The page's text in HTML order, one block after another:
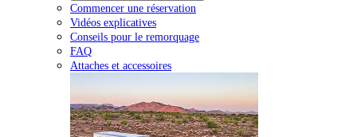
Commencer une réservation
Vidéos explicatives
Conseils pour le remorquage
FAQ
Attaches et accessoires